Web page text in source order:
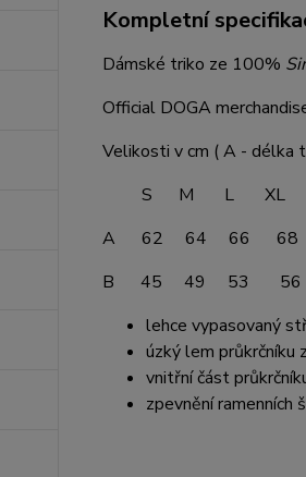
Kompletní
Dámské triko ze 100%
Official DOGA
Velikosti v cm ( A - délka
S M L XL
A 62 64 66
B 45 49 53
lehce vypasovaný
úzký lem průkrčníku
vnitřní část
zpevnění ramenních